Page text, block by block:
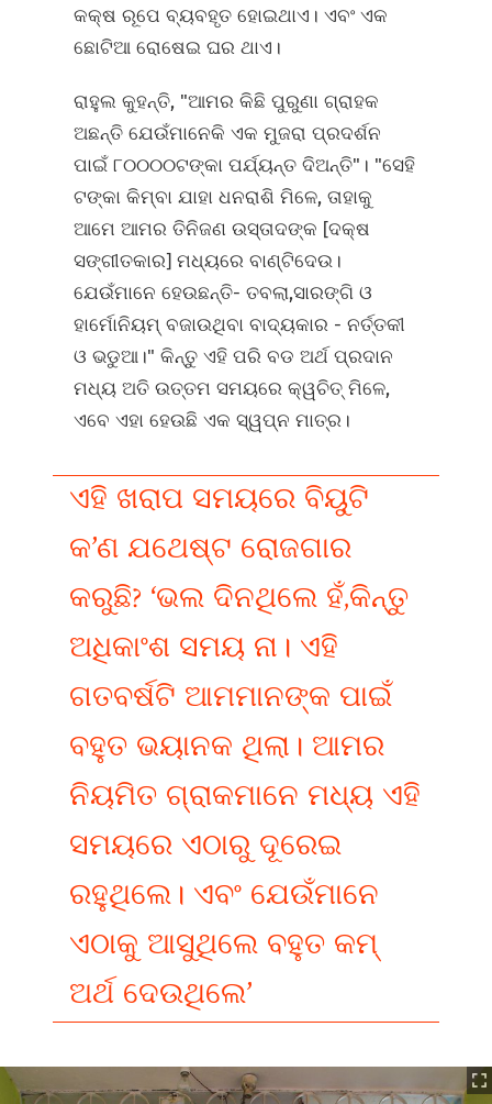
କକ୍ଷ ରୂପେ ବ୍ୟବହୃତ ହୋଇଥାଏ। ଏବଂ ଏକ
ଛୋଟିଆ ରୋଷେଇ ଘର ଥାଏ।
ରାହୁଲ କୁହନ୍ତି, "ଆମର କିଛି ପୁରୁଣା ଗ୍ରାହକ
ଅଛନ୍ତି ଯେଉଁମାନେକି ଏକ ମୁଜରା ପ୍ରଦର୍ଶନ
ପାଇଁ ୮୦୦୦୦ଟଙ୍କା ପର୍ଯ୍ୟନ୍ତ ଦିଅନ୍ତି"। "ସେହି
ଟଙ୍କା କିମ୍ବା ଯାହା ଧନରାଶି ମିଳେ, ତାହାକୁ
ଆମେ ଆମର ତିନିଜଣ ଉସ୍ତାଦଙ୍କ [ଦକ୍ଷ
ସଙ୍ଗୀତକାର] ମଧ୍ୟରେ ବାଣ୍ଟିଦେଉ।
ଯେଉଁମାନେ ହେଉଛନ୍ତି- ତବଲା,ସାରଙ୍ଗି ଓ
ହାର୍ମୋନିୟମ୍‍ ବଜାଉଥିବା ବାଦ୍ୟକାର - ନର୍ତ୍ତକୀ
ଓ ଭଡୁଆ।" କିନ୍ତୁ ଏହି ପରି ବଡ ଅର୍ଥ ପ୍ରଦାନ
ମଧ୍ୟ ଅତି ଉତ୍ତମ ସମୟରେ କ୍ୱଚିତ୍‍ ମିଳେ,
ଏବେ ଏହା ହେଉଛି ଏକ ସ୍ୱପ୍ନ ମାତ୍ର।
ଏହି ଖରାପ ସମୟରେ ବିୟୁଟି
କ’ଣ ଯଥେଷ୍ଟ ରୋଜଗାର
କରୁଛି? ‘ଭଲ ଦିନଥିଲେ ହଁ,କିନ୍ତୁ
ଅଧିକାଂଶ ସମୟ ନା। ଏହି
ଗତବର୍ଷଟି ଆମମାନଙ୍କ ପାଇଁ
ବହୁତ ଭୟାନକ ଥିଲା। ଆମର
ନିୟମିତ ଗ୍ରାକମାନେ ମଧ୍ୟ ଏହି
ସମୟରେ ଏଠାରୁ ଦୂରେଇ
ରହୁଥିଲେ। ଏବଂ ଯେଉଁମାନେ
ଏଠାକୁ ଆସୁଥିଲେ ବହୁତ କମ୍‍
ଅର୍ଥ ଦେଉଥିଲେ’